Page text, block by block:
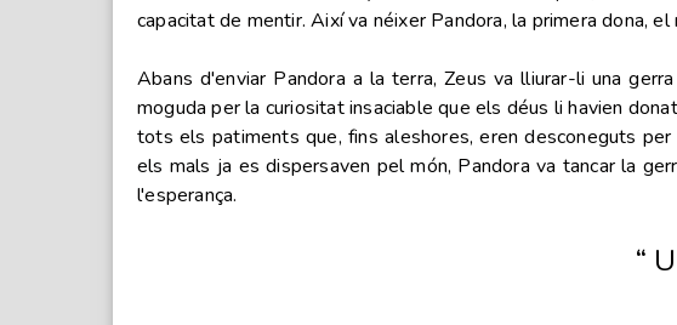
capacitat de mentir. Així va néixer Pandora, la primera dona,
Abans d'enviar Pandora a la terra, Zeus va lliurar-li una
moguda per la curiositat insaciable que els déus li havien
tots els patiments que, fins aleshores, eren desconeguts
els mals ja es dispersaven pel món, Pandora va tancar la
l'esperança.
“